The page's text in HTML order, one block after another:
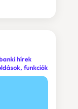
hírek
funkciók